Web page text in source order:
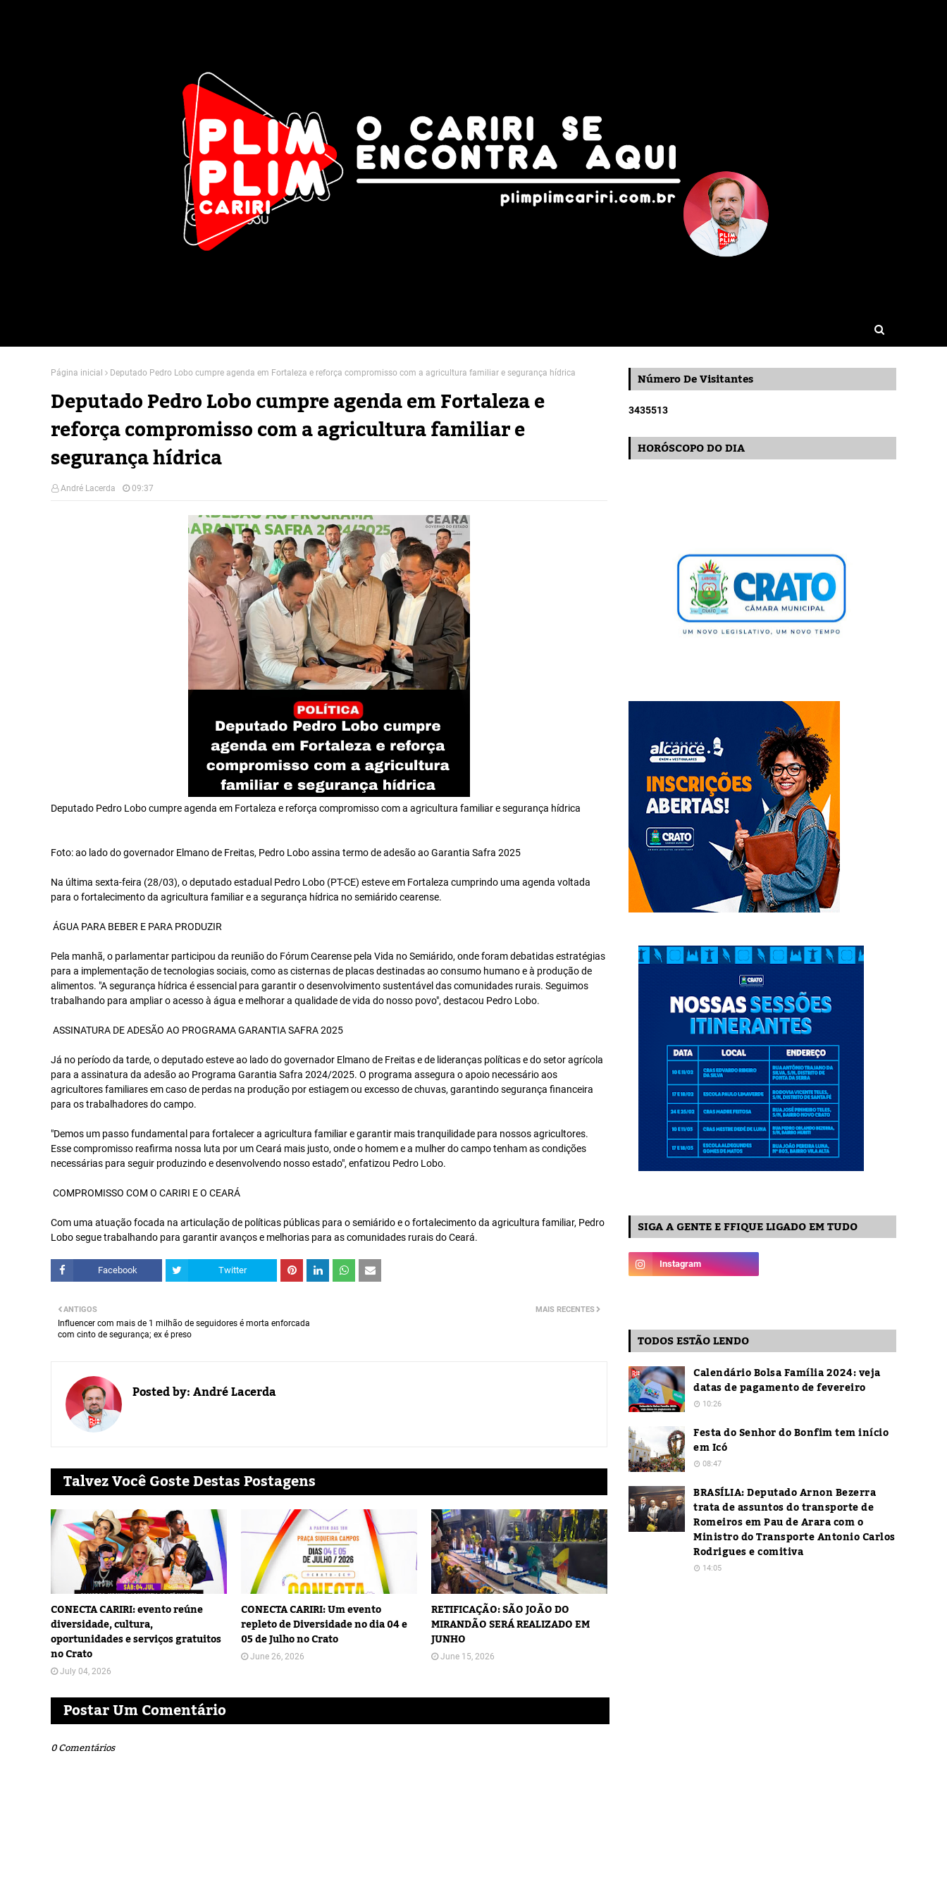
Página inicial Deputado Pedro Lobo cumpre agenda em Fortaleza e reforça compromisso com a agricultura familiar e segurança hídrica
Deputado Pedro Lobo cumpre agenda em Fortaleza e
reforça compromisso com a agricultura familiar e
segurança hídrica
André Lacerda 09:37
Deputado Pedro Lobo cumpre agenda em Fortaleza e reforça compromisso com a agricultura familiar e segurança hídrica
Foto: ao lado do governador Elmano de Freitas, Pedro Lobo assina termo de adesão ao Garantia Safra 2025
Na última sexta-feira (28/03), o deputado estadual Pedro Lobo (PT-CE) esteve em Fortaleza cumprindo uma agenda voltada
para o fortalecimento da agricultura familiar e a segurança hídrica no semiárido cearense.
ÁGUA PARA BEBER E PARA PRODUZIR
Pela manhã, o parlamentar participou da reunião do Fórum Cearense pela Vida no Semiárido, onde foram debatidas estratégias
para a implementação de tecnologias sociais, como as cisternas de placas destinadas ao consumo humano e à produção de
alimentos. "A segurança hídrica é essencial para garantir o desenvolvimento sustentável das comunidades rurais. Seguimos
trabalhando para ampliar o acesso à água e melhorar a qualidade de vida do nosso povo", destacou Pedro Lobo.
ASSINATURA DE ADESÃO AO PROGRAMA GARANTIA SAFRA 2025
Já no período da tarde, o deputado esteve ao lado do governador Elmano de Freitas e de lideranças políticas e do setor agrícola
para a assinatura da adesão ao Programa Garantia Safra 2024/2025. O programa assegura o apoio necessário aos
agricultores familiares em caso de perdas na produção por estiagem ou excesso de chuvas, garantindo segurança financeira
para os trabalhadores do campo.
"Demos um passo fundamental para fortalecer a agricultura familiar e garantir mais tranquilidade para nossos agricultores.
Esse compromisso reafirma nossa luta por um Ceará mais justo, onde o homem e a mulher do campo tenham as condições
necessárias para seguir produzindo e desenvolvendo nosso estado", enfatizou Pedro Lobo.
COMPROMISSO COM O CARIRI E O CEARÁ
Com uma atuação focada na articulação de políticas públicas para o semiárido e o fortalecimento da agricultura familiar, Pedro
Lobo segue trabalhando para garantir avanços e melhorias para as comunidades rurais do Ceará.
Facebook Twitter
MAIS RECENTES
ANTIGOS
Influencer com mais de 1 milhão de seguidores é morta enforcada
com cinto de segurança; ex é preso
Posted by:André Lacerda
Talvez Você Goste Destas Postagens
CONECTA CARIRI: evento reúne
diversidade, cultura,
oportunidades e serviços gratuitos
no Crato
July 04, 2026
CONECTA CARIRI: Um evento
repleto de Diversidade no dia 04 e
05 de Julho no Crato
June 26, 2026
RETIFICAÇÃO: SÃO JOÃO DO
MIRANDÃO SERÁ REALIZADO EM
JUNHO
June 15, 2026
Postar Um Comentário
0 Comentários
Número De Visitantes
3435513
HORÓSCOPO DO DIA
SIGA A GENTE E FFIQUE LIGADO EM TUDO
TODOS ESTÃO LENDO
Calendário Bolsa Família 2024: veja
datas de pagamento de fevereiro
10:26
Festa do Senhor do Bonfim tem início
em Icó
08:47
BRASÍLIA: Deputado Arnon Bezerra
trata de assuntos do transporte de
Romeiros em Pau de Arara com o
Ministro do Transporte Antonio Carlos
Rodrigues e comitiva
14:05